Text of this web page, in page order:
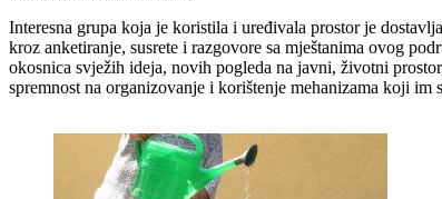
Interesna grupa koja je koristila i uređivala prostor je
kroz anketiranje, susrete i razgovore sa mještanima ovog
okosnica svježih ideja, novih pogleda na javni, životni
spremnost na organizovanje i korištenje mehanizama koji im